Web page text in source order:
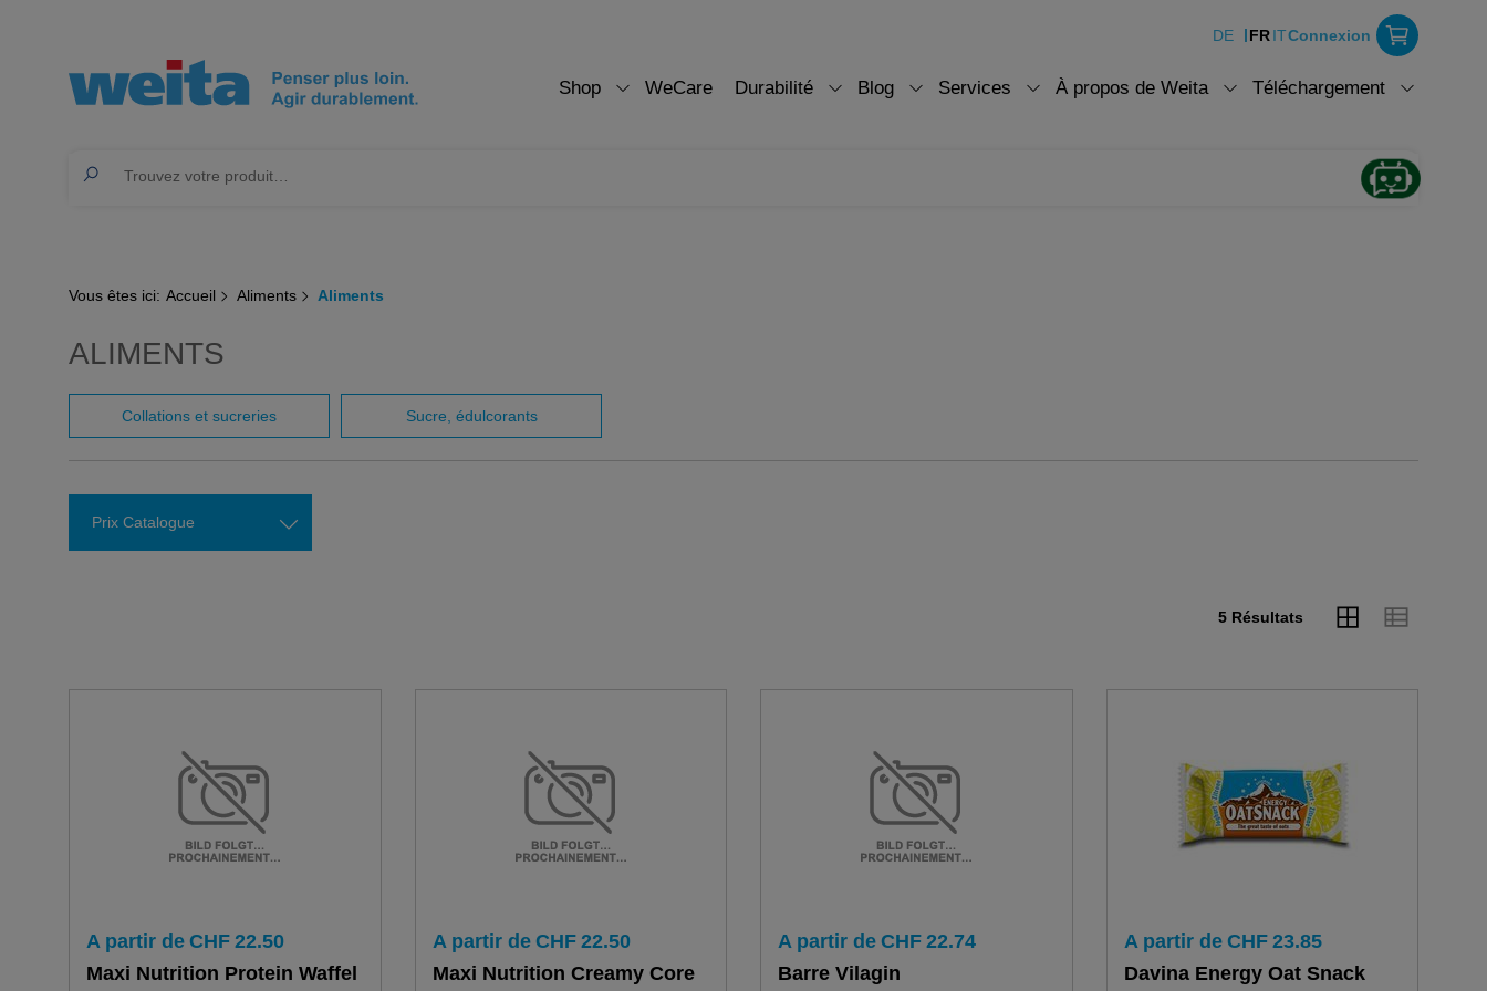
DE FRITConnexion
Shop WeCare Durabilité Blog Services À propos de Weita Téléchargement
Vous êtes ici: Accueil Aliments Aliments
ALIMENTS
Collations et sucreries Sucre, édulcorants
Prix Catalogue
5 Résultats
A partir de CHF 22.50
Maxi Nutrition Protein Waffel
A partir de CHF 22.50
Maxi Nutrition Creamy Core
A partir de CHF 22.74
Barre Vilagin
A partir de CHF 23.85
Davina Energy Oat Snack